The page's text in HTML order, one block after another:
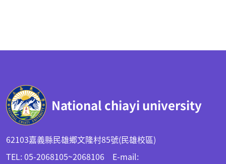
National chiayi university
62103嘉義縣民雄鄉文隆村85號(民雄校區)
TEL: 05-2068105~2068106 E-mail: